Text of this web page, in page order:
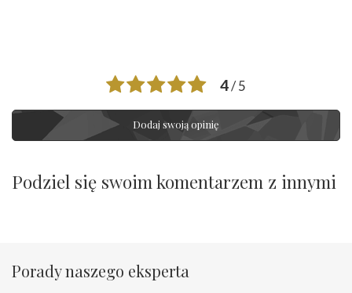
4/ 5
Dodaj swoją opinię
Podziel się swoim komentarzem z innymi
Porady naszego eksperta